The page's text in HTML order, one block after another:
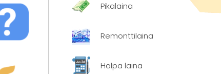
Pikalaina
Remonttilaina
Halpa laina